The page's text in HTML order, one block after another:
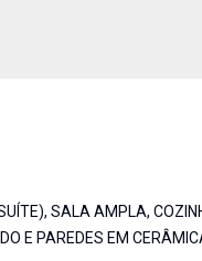
SALA AMPLA,
E PAREDES EM